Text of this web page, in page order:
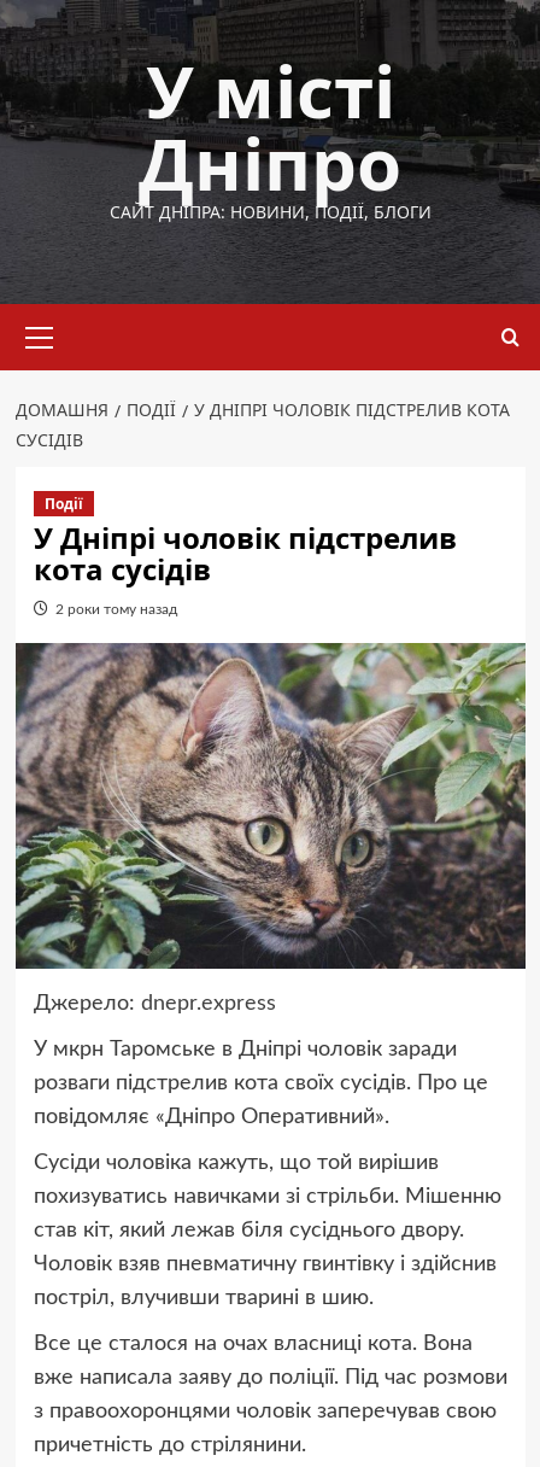
Перейти
до
вмісту
У місті
Дніпро
САЙТ ДНІПРА: НОВИНИ, ПОДІЇ, БЛОГИ
меню
ДОМАШНЯ ПОДІЇ
У ДНІПРІ ЧОЛОВІК ПІДСТРЕЛИВ КОТА
СУСІДІВ
Події
У Дніпрі чоловік підстрелив
кота сусідів
2 роки тому назад
Джерело: dnepr.express
У мкрн Таромське в Дніпрі чоловік заради
розваги підстрелив кота своїх сусідів. Про це
повідомляє «Дніпро Оперативний».
Сусіди чоловіка кажуть, що той вирішив
похизуватись навичками зі стрільби. Мішенню
став кіт, який лежав біля сусіднього двору.
Чоловік взяв пневматичну гвинтівку і здійснив
постріл, влучивши тварині в шию.
Все це сталося на очах власниці кота. Вона
вже написала заяву до поліції. Під час розмови
з правоохоронцями чоловік заперечував свою
причетність до стрілянини.